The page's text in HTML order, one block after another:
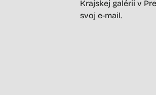
Krajskej galérii v
svoj e-mail.